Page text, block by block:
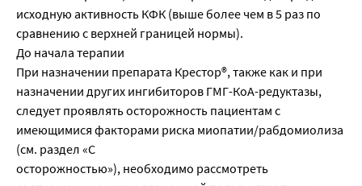
исходную активность КФК (выше более чем в 5 раз по
сравнению с верхней границей нормы).
До начала терапии
При назначении препарата Крестор®, также как и при
назначении других ингибиторов ГМГ-КоА-редуктазы,
следует проявлять осторожность пациентам с
имеющимися факторами риска миопатии/рабдомиолиза
(см. раздел «С
осторожностью»), необходимо рассмотреть